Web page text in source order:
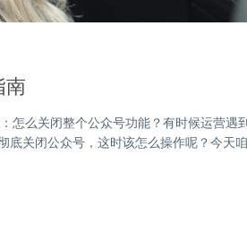
南
怎么关闭整个公众号功能？有时候运营遇
底关闭公众号，这时该怎么操作呢？今天